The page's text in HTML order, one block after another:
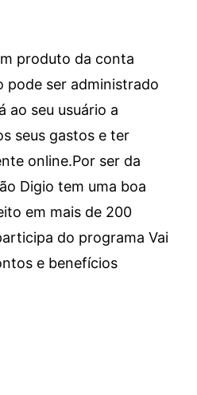
produto da conta
pode ser administrado
ao seu usuário a
seus gastos e ter
online.Por ser da
Digio tem uma boa
em mais de 200
do programa Vai
e benefícios